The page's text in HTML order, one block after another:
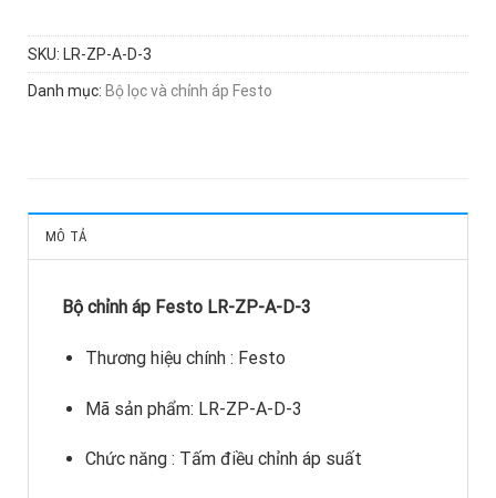
SKU: LR-ZP-A-D-3
Danh mục: Bộ lọc và chỉnh áp Festo
MÔ TẢ
Bộ chỉnh áp Festo LR-ZP-A-D-3
Thương hiệu chính : Festo
Mã sản phẩm: LR-ZP-A-D-3
Chức năng : Tấm điều chỉnh áp suất